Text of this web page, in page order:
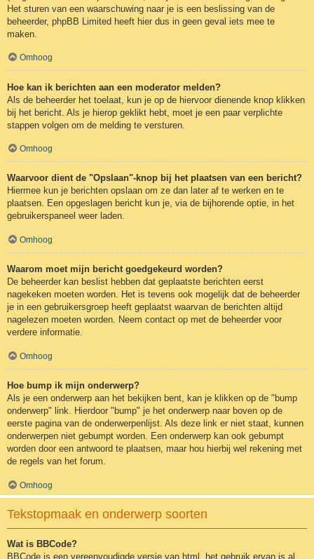
Het sturen van een waarschuwing naar je is een beslissing van de
beheerder, phpBB Limited heeft hier dus in geen geval iets mee te
maken.
Omhoog
Hoe kan ik berichten aan een moderator melden?
Als de beheerder het toelaat, kun je op de hiervoor dienende knop klikken
bij het bericht. Als je hierop geklikt hebt, moet je een paar verplichte
stappen volgen om de melding te versturen.
Omhoog
Waarvoor dient de "Opslaan"-knop bij het plaatsen van een bericht?
Hiermee kun je berichten opslaan om ze dan later af te werken en te
plaatsen. Een opgeslagen bericht kun je, via de bijhorende optie, in het
gebruikerspaneel weer laden.
Omhoog
Waarom moet mijn bericht goedgekeurd worden?
De beheerder kan beslist hebben dat geplaatste berichten eerst
nagekeken moeten worden. Het is tevens ook mogelijk dat de beheerder
je in een gebruikersgroep heeft geplaatst waarvan de berichten altijd
nagelezen moeten worden. Neem contact op met de beheerder voor
verdere informatie.
Omhoog
Hoe bump ik mijn onderwerp?
Als je een onderwerp aan het bekijken bent, kan je klikken op de "bump
onderwerp" link. Hierdoor "bump" je het onderwerp naar boven op de
eerste pagina van de onderwerpenlijst. Als deze link er niet staat, kunnen
onderwerpen niet gebumpt worden. Een onderwerp kan ook gebumpt
worden door een antwoord te plaatsen, maar hou hierbij wel rekening met
de regels van het forum.
Omhoog
Tekstopmaak en onderwerp soorten
Wat is BBCode?
BBCode is een vereenvoudigde versie van html, het gebruik ervan is al